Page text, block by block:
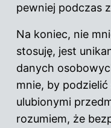
pewniej podczas
Na koniec, nie
stosuję, jest
danych
mnie, by
ulubionymi
rozumiem, że